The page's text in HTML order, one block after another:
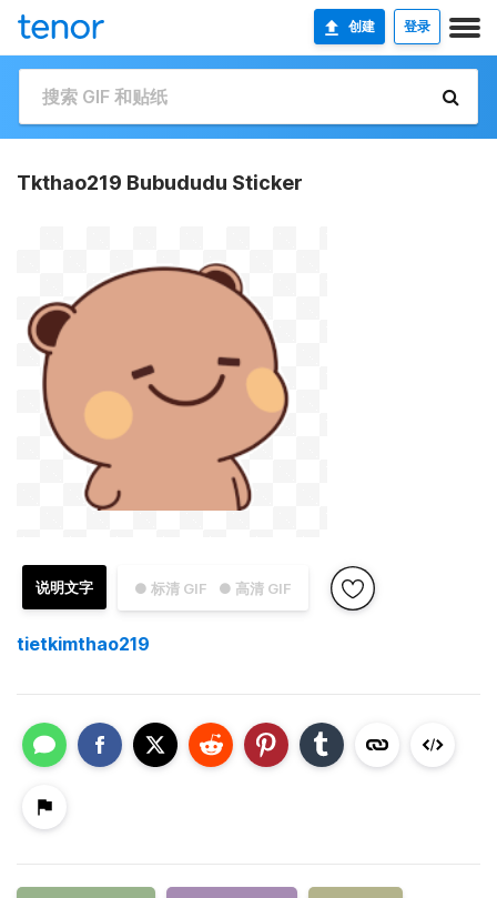
创建 登录
Tkthao219 Bubududu Sticker
● 标清 GIF ● 高清 GIF
说明文字
tietkimthao219